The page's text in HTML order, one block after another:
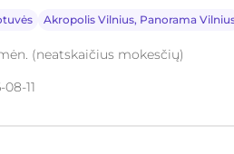
Akropolis Vilnius, Panorama
(neatskaičius mokesčių)
11